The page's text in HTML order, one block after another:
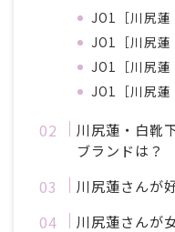
JO1［川尻
JO1［川尻
JO1［川尻
JO1［川尻
川尻蓮・白靴
ブランドは？
川尻蓮さんが
川尻蓮さんが